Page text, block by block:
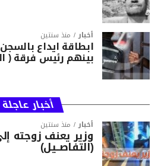
أخبار منذ سنتين
بينهم رئيس فرقة (
أخبار عاجلة
أخبار منذ سنتين
وزير يعنف زوجته
(التفاصــيل)